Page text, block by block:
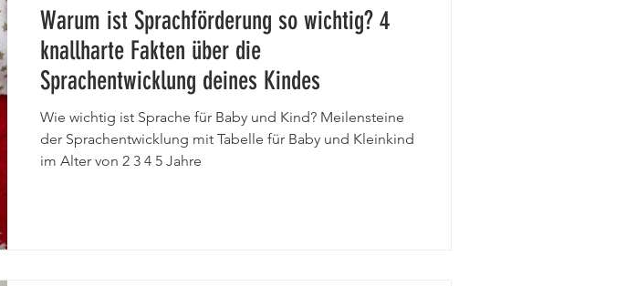
Warum ist Sprachförderung so wichtig? 4
knallharte Fakten über die
Sprachentwicklung deines Kindes
Wie wichtig ist Sprache für Baby und Kind? Meilensteine
der Sprachentwicklung mit Tabelle für Baby und Kleinkind
im Alter von 2 3 4 5 Jahre